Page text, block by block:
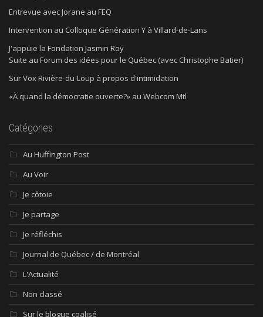
Entrevue avec Jorane au FEQ
Intervention au Colloque Génération Y à Villard-de-Lans
J'appuie la Fondation Jasmin Roy
Suite au Forum des idées pour le Québec (avec Christophe Batier)
Sur Vox Rivière-du-Loup à propos d'intimidation
«À quand la démocratie ouverte?» au Webcom Mtl
Catégories
Au Huffington Post
Au Voir
Je côtoie
Je partage
Je réfléchis
Journal de Québec / de Montréal
L'Actualité
Non classé
Sur le blogue coalisé